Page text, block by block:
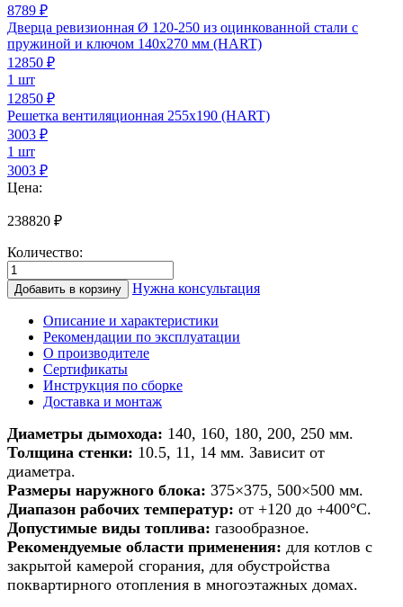
8789 ₽
Дверца ревизионная Ø 120-250 из оцинкованной стали с
пружиной и ключом 140х270 мм (HART)
12850 ₽
1 шт
12850 ₽
Решетка вентиляционная 255х190 (HART)
3003 ₽
1 шт
3003 ₽
Цена:
238820 ₽
Количество:
Количество
товара
Дымоход
керамики
поквартирного
отопления
250мм,
h
8м
Добавить в корзину Нужна консультация
Описание и характеристики
Рекомендации по эксплуатации
О производителе
Сертификаты
Инструкция по сборке
Доставка и монтаж
Диаметры дымохода: 140, 160, 180, 200, 250 мм.
Толщина стенки: 10.5, 11, 14 мм. Зависит от
диаметра.
Размеры наружного блока: 375×375, 500×500 мм.
Диапазон рабочих температур: от +120 до +400°С.
Допустимые виды топлива: газообразное.
Рекомендуемые области применения: для котлов с
закрытой камерой сгорания, для обустройства
поквартирного отопления в многоэтажных домах.